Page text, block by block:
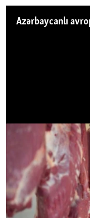
No media